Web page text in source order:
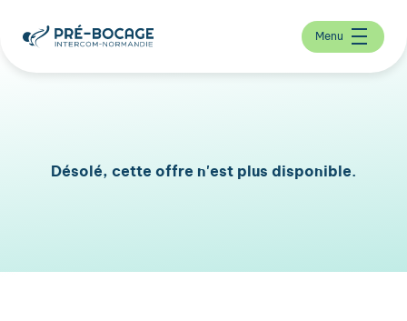
Menu
Désolé, cette offre n'est plus disponible.